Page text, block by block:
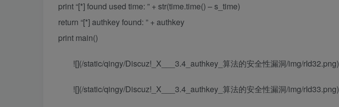
print “[*] found used time: ” + str(time.time() – s_time)
return “[*] authkey found: ” + authkey
print main()
![](/static/qingy/Discuz!_X___3.4_authkey_算法的安全性漏洞/img/rId32.png)
![](/static/qingy/Discuz!_X___3.4_authkey_算法的安全性漏洞/img/rId33.png)